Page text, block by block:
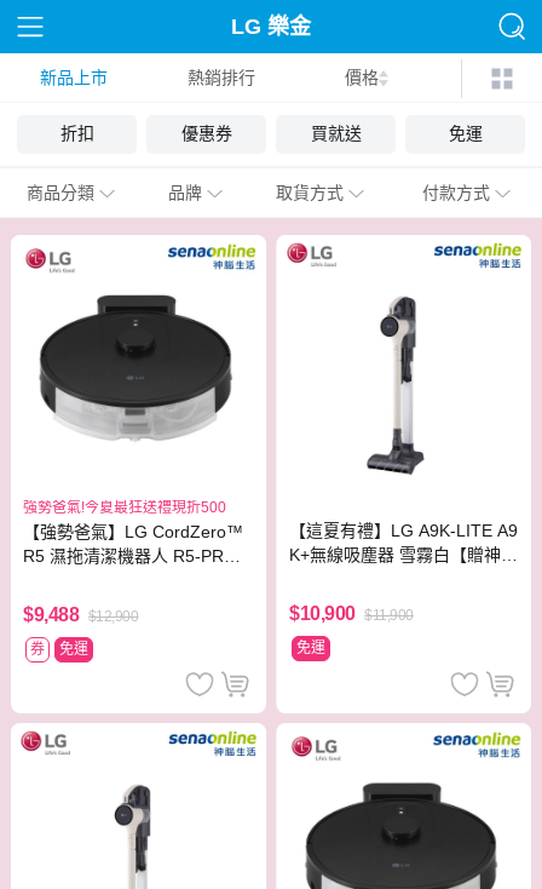
LG 樂金
新品上市 熱銷排行 價格
折扣 優惠券 買就送 免運
商品分類 品牌 取貨方式 付款方式
強勢爸氣!今夏最狂送禮現折500
【強勢爸氣】LG CordZero™
R5 濕拖清潔機器人 R5-PROB
$9,488 $12,900
券
免運
【這夏有禮】LG A9K-LITE A9
K+無線吸塵器 雪霧白【贈神腦
$10,900 $11,900
免運